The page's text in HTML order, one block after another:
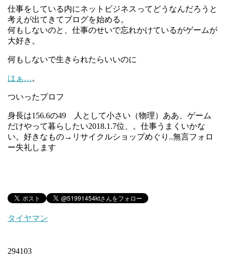
仕事をしている内にネットビジネスってどうなんだろうと
考えが出てきてブログを始める。
何もしないのと、仕事のせいで忘れかけているがゲームが
大好き。
何もしないで生きられたらいいのに
はぁ…。
ついったプロフ
身長は156.6の49 人として小さい（物理）ああ、ゲーム
だけやって暮らしたい2018.1.7位、。仕事うまくいかな
い。好きなもの→リサイクルショップめぐり..無言フォロ
ー失礼します
タイヤマン
294103